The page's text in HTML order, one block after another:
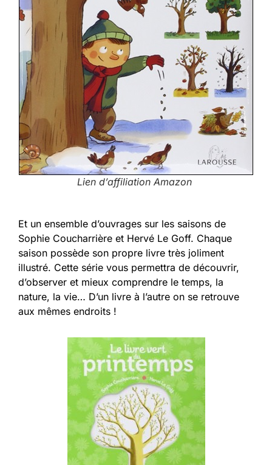
Lien d’affiliation Amazon
Et un ensemble d’ouvrages sur les saisons de
Sophie Coucharrière et Hervé Le Goff. Chaque
saison possède son propre livre très joliment
illustré. Cette série vous permettra de découvrir,
d’observer et mieux comprendre le temps, la
nature, la vie… D’un livre à l’autre on se retrouve
aux mêmes endroits !